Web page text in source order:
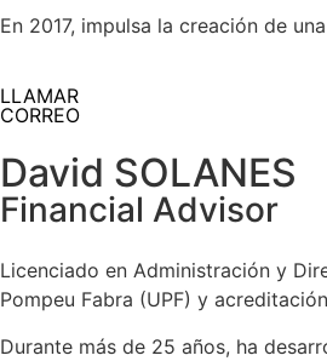
En 2017, impulsa la creación de
LLAMAR
CORREO
David SOLANES
Financial Advisor
Licenciado en Administración y
Pompeu Fabra (UPF) y
Durante más de 25 años, ha